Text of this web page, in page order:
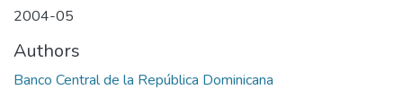
2004-05
Authors
Banco Central de la República Dominicana